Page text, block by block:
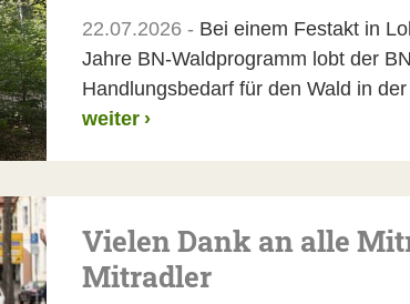
22.07.2026 - Bei einem Festakt in
Jahre BN-Waldprogramm lobt der
Handlungsbedarf für den Wald in
weiter ›
Vielen Dank an alle
Mitradler